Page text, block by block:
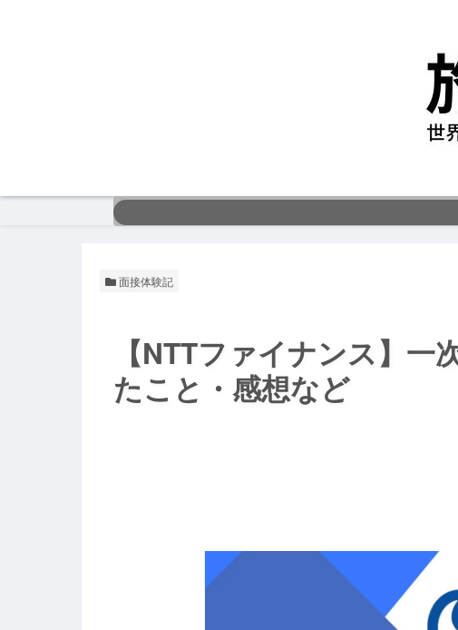
面接体験記
【NTTファイナンス】
たこと・感想など